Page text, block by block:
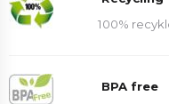
100%
BPA free